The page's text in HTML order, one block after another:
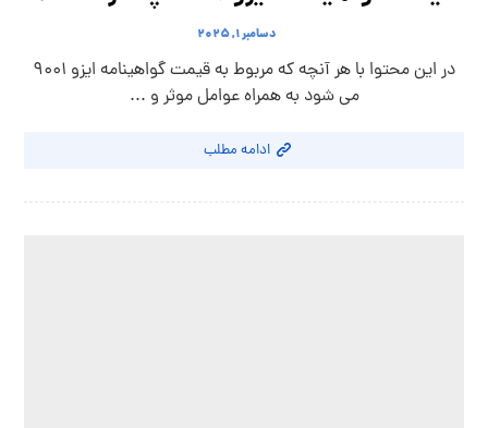
دسامبر ۱, ۲۰۲۵
در این محتوا با هر آنچه که مربوط به قیمت گواهینامه ایزو 9001
می شود به همراه عوامل موثر و ...
ادامه مطلب